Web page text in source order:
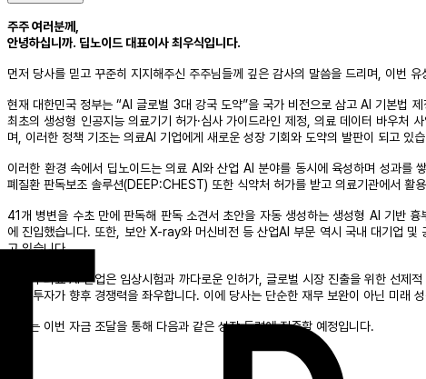
주주 여러분께,
안녕하십니까. 딥노이드 대표이사 최우식입니다.
먼저 당사를 믿고 꾸준히 지지해주신 주주님들께 깊은 감사의 말씀을 드리며, 이번
현재 대한민국 정부는 “AI 글로벌 3대 강국 도약”을 국가 비전으로 삼고 AI 기본법
최초의 생성형 인공지능 의료기기 허가·심사 가이드라인 제정, 의료 데이터 바우처
며, 이러한 정책 기조는 의료AI 기업에게 새로운 성장 기회와 도약의 발판이 되고 있
이러한 환경 속에서 딥노이드는 의료 AI와 산업 AI 분야를 동시에 육성하며 성과
폐질환 판독보조 솔루션(DEEP:CHEST) 또한 식약처 허가를 받고 의료기관에서 활
41개 병변을 수초 만에 판독해 판독 소견서 초안을 자동 생성하는 생성형 AI 기반
에 진입했습니다. 또한, 보안 X-ray와 머신비전 등 산업AI 부문 역시 국내 대기업
고 있습니다.
그러나 의료 AI 산업은 임상시험과 까다로운 인허가, 글로벌 시장 진출을 위한 선
점의 투자가 향후 경쟁력을 좌우합니다. 이에 당사는 단순한 재무 보완이 아닌 미
당사는 이번 자금 조달을 통해 다음과 같은 성장 동력에 집중할 예정입니다.